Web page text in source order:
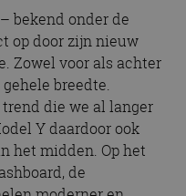
bekend onder de
op door zijn nieuw
Zowel voor als achter
breedte.
die we al langer
Y daardoor ook
het midden. Op het
de